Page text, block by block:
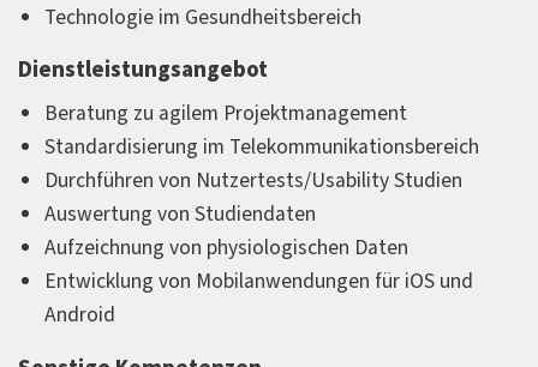
Technologie im Gesundheitsbereich
Dienstleistungsangebot
Beratung zu agilem Projektmanagement
Standardisierung im Telekommunikationsbereich
Durchführen von Nutzertests/Usability Studien
Auswertung von Studiendaten
Aufzeichnung von physiologischen Daten
Entwicklung von Mobilanwendungen für iOS und
Android